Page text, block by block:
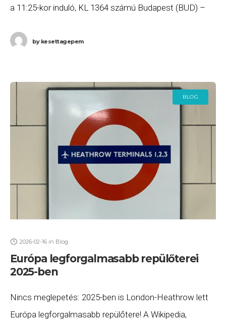
a 11:25-kor induló, KL 1364 számú Budapest (BUD) –
bykesettagepem
BLOG
2026-02-16 in Blog
Európa legforgalmasabb repülőterei
2025-ben
Nincs meglepetés: 2025-ben is London-Heathrow lett
Európa legforgalmasabb repülőtere! A Wikipedia,